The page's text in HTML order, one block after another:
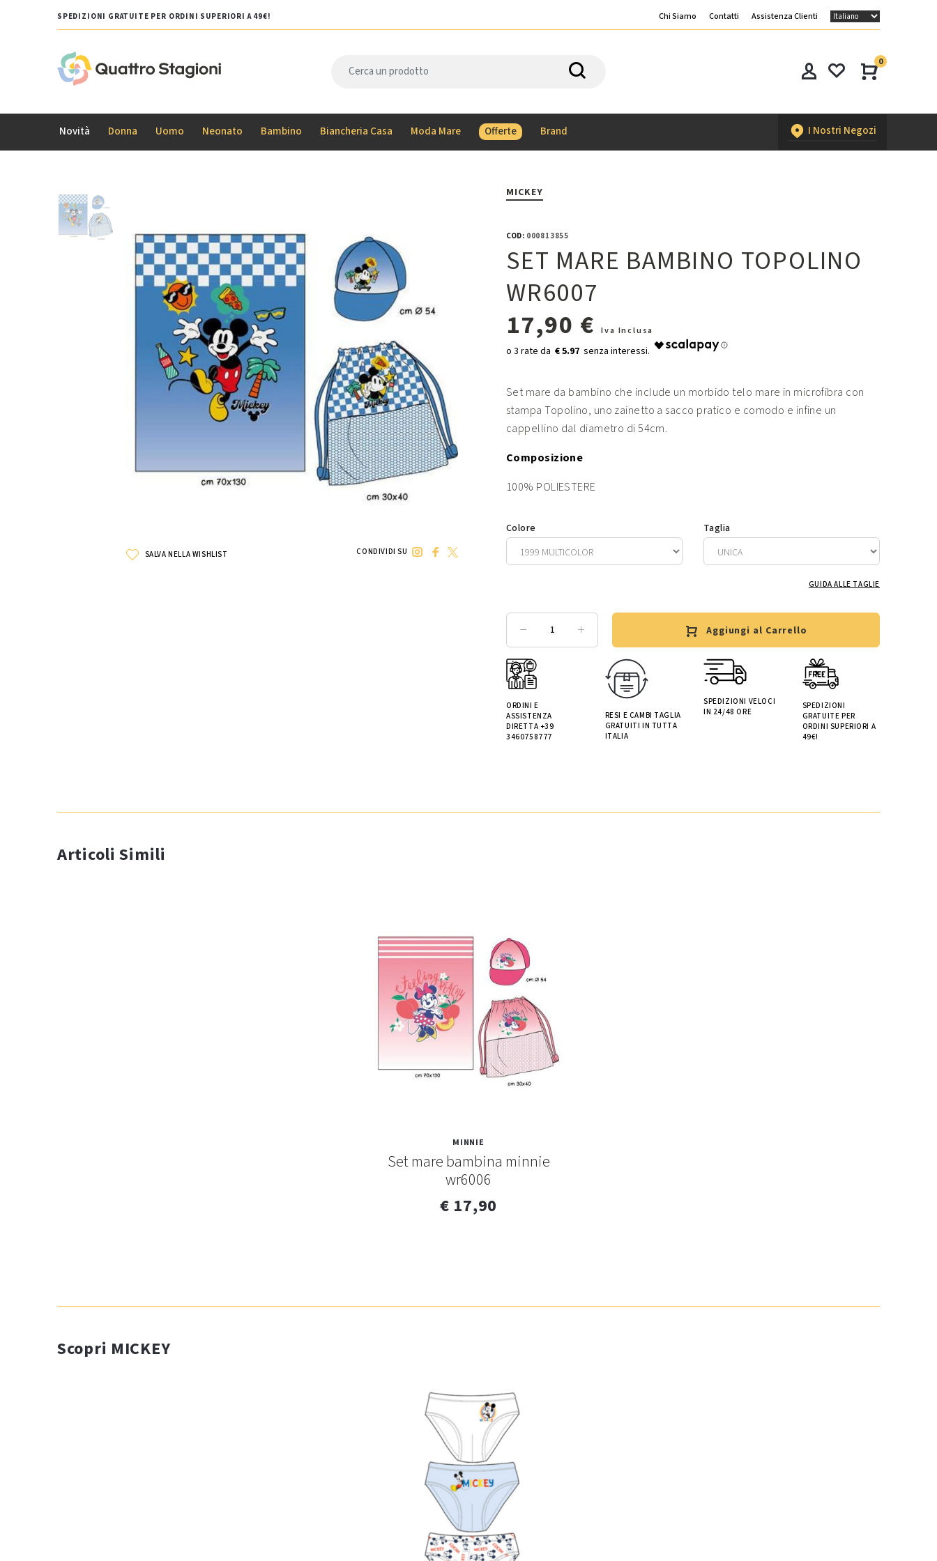
SPEDIZIONI GRATUITE PER ORDINI SUPERIORI A 49€! Chi Siamo Contatti Assistenza Clienti
0
Novità Donna Uomo Neonato Bambino Biancheria Casa Moda Mare Offerte Brand I Nostri Negozi
SALVA NELLA WISHLIST CONDIVIDI SU
MICKEY
COD:000813855
SET MARE BAMBINO TOPOLINO
WR6007
17,90 €
Iva Inclusa
€ 5.97
Set mare da bambino che include un morbido telo mare in microfibra con
stampa Topolino, uno zainetto a sacco pratico e comodo e infine un
cappellino dal diametro di 54cm.
Composizione
100% POLIESTERE
Colore Taglia
GUIDA ALLE TAGLIE
Aggiungi al Carrello
ORDINI E
ASSISTENZA
DIRETTA +39
3460758777
RESI E CAMBI TAGLIA
GRATUITI IN TUTTA
ITALIA
SPEDIZIONI VELOCI
IN 24/48 ORE
SPEDIZIONI
GRATUITE PER
ORDINI SUPERIORI A
49€!
Articoli Simili
MINNIE
Set mare bambina minnie
wr6006
€ 17,90
Scopri MICKEY